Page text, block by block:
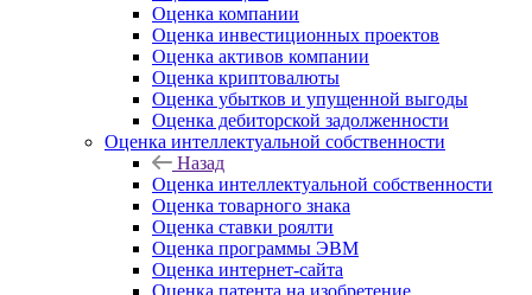
Оценка компании
Оценка инвестиционных проектов
Оценка активов компании
Оценка криптовалюты
Оценка убытков и упущенной выгоды
Оценка дебиторской задолженности
Оценка интеллектуальной собственности
Назад
Оценка интеллектуальной собственности
Оценка товарного знака
Оценка ставки роялти
Оценка программы ЭВМ
Оценка интернет-сайта
Оценка патента на изобретение